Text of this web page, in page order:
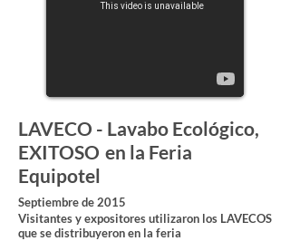
LAVECO - Lavabo Ecológico,
EXITOSO en la Feria
Equipotel
Septiembre de 2015
Visitantes y expositores utilizaron los LAVECOS
que se distribuyeron en la feria